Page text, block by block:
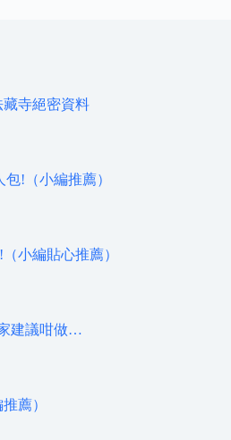
藏寺絕密資料
!（小編推薦）
小編貼心推薦）
建議咁做…
薦）